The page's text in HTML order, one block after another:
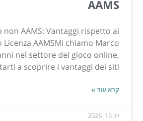
AAMS
non AAMS: Vantaggi rispetto ai
Licenza AAMSMi chiamo Marco
nel settore del gioco online,
a scoprire i vantaggi dei siti...
קרא עוד »
יונ 15, 2026